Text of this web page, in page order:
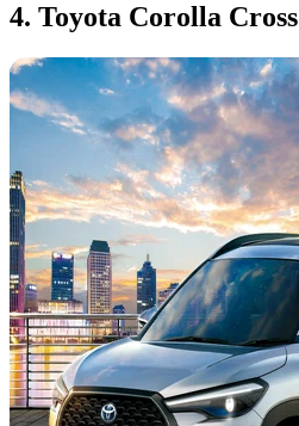
4. Toyota Corolla Cross